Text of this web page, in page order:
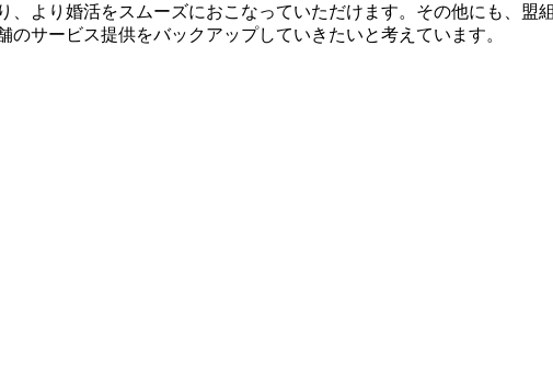
より婚活をスムーズにおこなっていただけます。その他にも、盟
サービス提供をバックアップしていきたいと考えています。